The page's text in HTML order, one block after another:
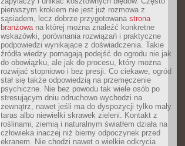
pierwszym krokiem nie jest już rozmowa z
sąsiadem, lecz dobrze przygotowana strona
branżowana której można znaleźć konkretne
wskazówki, porównania rozwiązań i praktyczne
podpowiedzi wynikające z doświadczenia. Takie
źródła wiedzy pomagają podejść do ogrodu nie jak
do obowiązku, ale jak do procesu, który można
rozwijać stopniowo i bez presji. Co ciekawe, ogród
stał się także odpowiedzią na przemęczenie
psychiczne. Nie bez powodu tak wiele osób po
stresującym dniu odruchowo wychodzi na
zewnątrz, nawet jeśli ma do dyspozycji tylko mały
taras albo niewielki skrawek zieleni. Kontakt z
roślinami, ziemią i naturalnym światłem działa na
człowieka inaczej niż bierny odpoczynek przed
ekranem. Nie chodzi nawet o wielkie odkrycia